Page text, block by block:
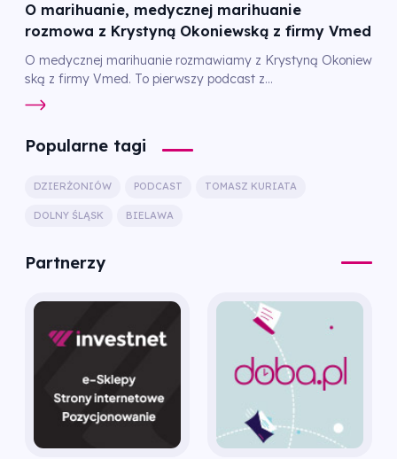
O marihuanie, medycznej marihuanie
rozmowa z Krystyną Okoniewską z firmy Vmed
O medycznej marihuanie rozmawiamy z Krystyną Okoniew
ską z firmy Vmed. To pierwszy podcast z...
Popularne tagi
DZIERŻONIÓW PODCAST TOMASZ KURIATA
DOLNY ŚLĄSK BIELAWA
Partnerzy